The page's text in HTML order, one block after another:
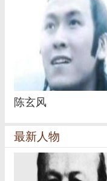
陈玄风
最新人物